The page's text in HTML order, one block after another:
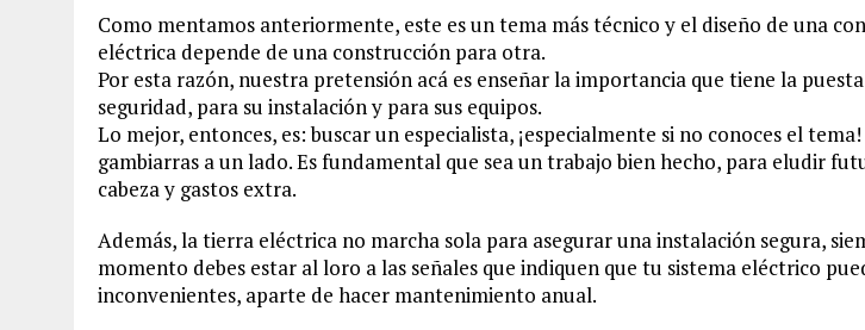
Como mentamos anteriormente, este es un tema más técnico y el diseño de una
eléctrica depende de una construcción para otra.
Por esta razón, nuestra pretensión acá es enseñar la importancia que tiene la
seguridad, para su instalación y para sus equipos.
Lo mejor, entonces, es: buscar un especialista, ¡especialmente si no conoces el
gambiarras a un lado. Es fundamental que sea un trabajo bien hecho, para eludir
cabeza y gastos extra.
Además, la tierra eléctrica no marcha sola para asegurar una instalación segura,
momento debes estar al loro a las señales que indiquen que tu sistema eléctrico
inconvenientes, aparte de hacer mantenimiento anual.